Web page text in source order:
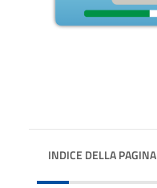
INDICE DELLA PAGINA